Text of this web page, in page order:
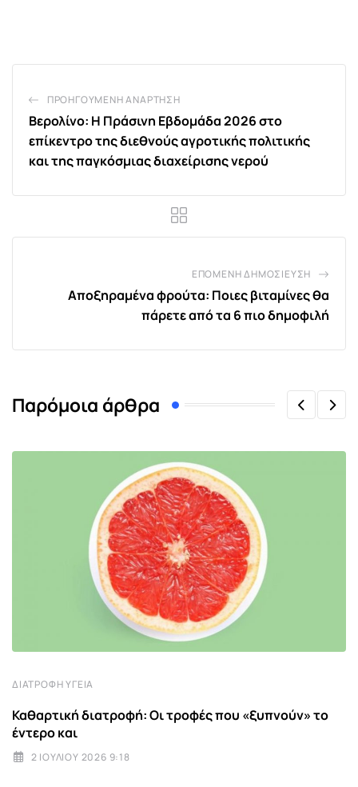
ΠΡΟΗΓΟΎΜΕΝΗ ΑΝΆΡΤΗΣΗ
Βερολίνο: Η Πράσινη Εβδομάδα 2026 στο
επίκεντρο της διεθνούς αγροτικής πολιτικής
και της παγκόσμιας διαχείρισης νερού
ΕΠΌΜΕΝΗ ΔΗΜΟΣΊΕΥΣΗ
Αποξηραμένα φρούτα: Ποιες βιταμίνες θα
πάρετε από τα 6 πιο δημοφιλή
Παρόμοια άρθρα
ΔΙΑΤΡΟΦΉ ΥΓΕΊΑ
Καθαρτική διατροφή: Οι τροφές που «ξυπνούν» το
έντερο και
2 ΙΟΥΛΊΟΥ 2026 9:18